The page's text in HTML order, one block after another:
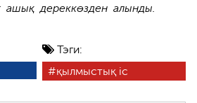
Тэги:
қылмыстық іс
ашық дереккөзден алынды.